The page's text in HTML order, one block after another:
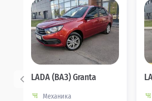
LADA (ВАЗ) Granta
Механика